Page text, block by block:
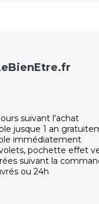
suivant l'achat
jusque 1 an
immédiatement
pochette effet
suivant la
ou 24h